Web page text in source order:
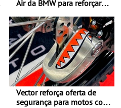
Air da BMW para reforçar
verão
Vector reforça oferta de
segurança para motos com